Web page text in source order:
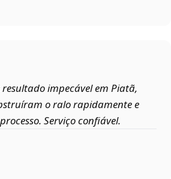
impecável em Piatã,
o ralo rapidamente e
Serviço confiável.